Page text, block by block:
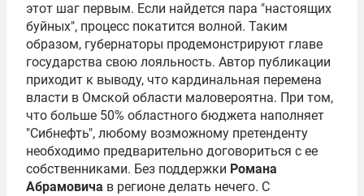
этот шаг первым. Если найдется пара "настоящих
буйных", процесс покатится волной. Таким
образом, губернаторы продемонстрируют главе
государства свою лояльность. Автор публикации
приходит к выводу, что кардинальная перемена
власти в Омской области маловероятна. При том,
что больше 50% областного бюджета наполняет
"Сибнефть", любому возможному претенденту
необходимо предварительно договориться с ее
собственниками. Без поддержки Романа
Абрамовича в регионе делать нечего. С